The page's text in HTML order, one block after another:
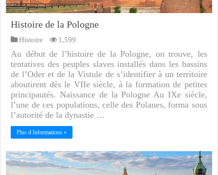
Histoire de la Pologne
Histoire 1,599
Au début de l’histoire de la Pologne, on trouve, les
tentatives des peuples slaves installés dans les bassins
de l’Oder et de la Vistule de s’identifier à un territoire
aboutirent dès le VIIe siècle, à la formation de petites
principautés. Naissance de la Pologne Au IXe siècle,
l’une de ces populations, celle des Polanes, forma sous
l’autorité de la dynastie …
Plus d Informations »